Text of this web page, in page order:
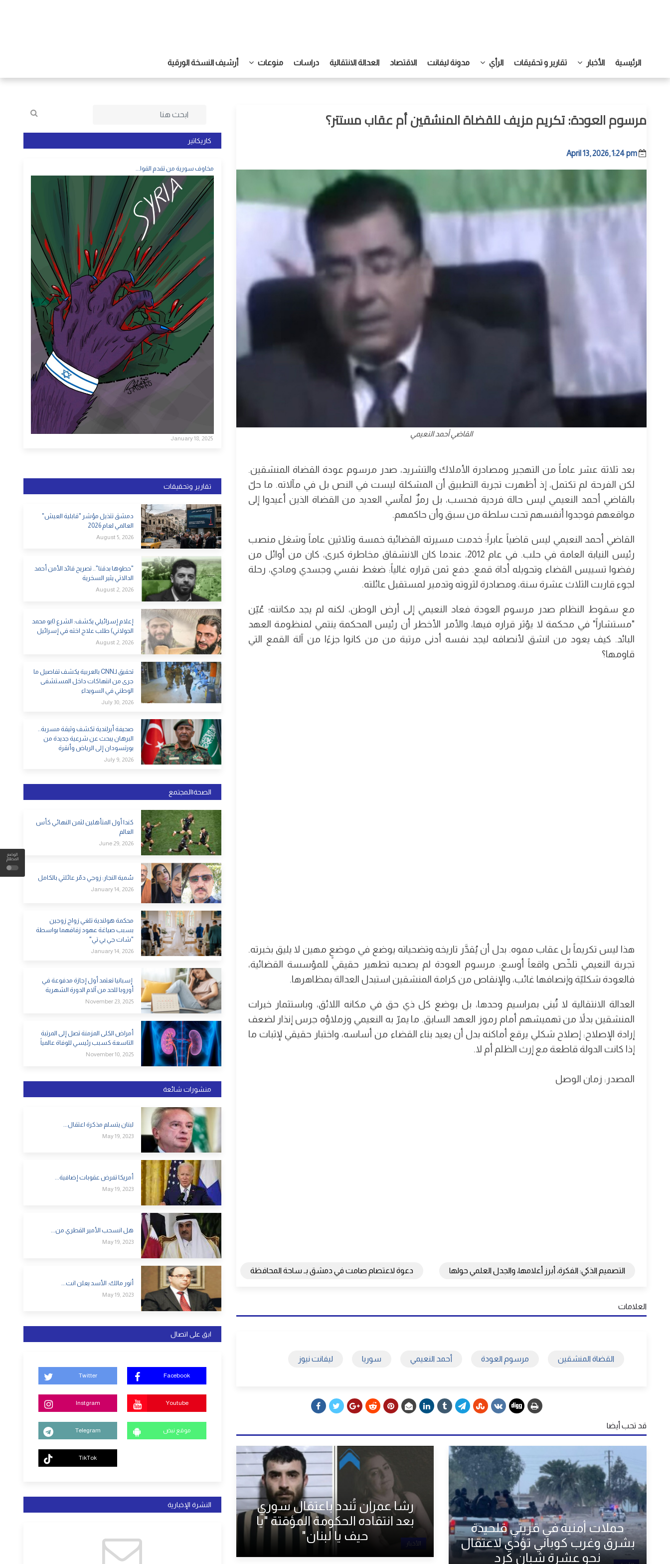
الوضع
المظلم
الرئيسية الأخبار تقارير و تحقيقات الرأي مدونة ليفانت الاقتصاد العدالة الانتقالية دراسات منوعات أرشيف النسخة الورقية
مرسوم العودة: تكريم مزيف للقضاة المنشقين أم عقاب مستتر؟
April 13, 2026, 1:24 pm
القاضي أحمد النعيمي
بعد ثلاثة عشر عاماً من التهجير ومصادرة الأملاك والتشريد، صدر مرسوم عودة القضاة المنشقين.
لكن الفرحة لم تكتمل، إذ أظهرت تجربة التطبيق أن المشكلة ليست في النص بل في مآلاته. ما حلّ
بالقاضي أحمد النعيمي ليس حالة فردية فحسب، بل رمزٌ لمآسي العديد من القضاة الذين أعيدوا إلى
مواقعهم فوجدوا أنفسهم تحت سلطة من سبق وأن حاكمهم.
القاضي أحمد النعيمي ليس قاضياً عابراً؛ خدمت مسيرته القضائية خمسة وثلاثين عاماً وشغل منصب
رئيس النيابة العامة في حلب. في عام 2012، عندما كان الانشقاق مخاطرة كبرى، كان من أوائل من
رفضوا تسييس القضاء وتحويله أداة قمع. دفع ثمن قراره غالياً: ضغط نفسي وجسدي ومادي، رحلة
لجوء قاربت الثلاث عشرة سنة، ومصادرة لثروته وتدمير لمستقبل عائلته.
مع سقوط النظام صدر مرسوم العودة فعاد النعيمي إلى أرض الوطن، لكنه لم يجد مكانته؛ عُيّن
"مستشاراً" في محكمة لا يؤثر قراره فيها، والأمر الأخطر أن رئيس المحكمة ينتمي لمنظومة العهد
البائد. كيف يعود من انشق لأنصافه ليجد نفسه أدنى مرتبة من من كانوا جزءًا من آلة القمع التي
قاومها؟
هذا ليس تكريماً بل عقاب مموه. بدل أن يُقدَّر تاريخه وتضحياته يوضع في موضعٍ مهين لا يليق بخبرته.
تجربة النعيمي تلخّص واقعاً أوسع: مرسوم العودة لم يصحبه تطهير حقيقي للمؤسسة القضائية،
فالعودة شكليّة وإنصافها غائب، والإنقاص من كرامة المنشقين استبدل العدالة بمظاهرها.
العدالة الانتقالية لا تُبنى بمراسيم وحدها، بل بوضع كل ذي حق في مكانه اللائق، وباستثمار خبرات
المنشقين بدلاً من تهميشهم أمام رموز العهد السابق. ما يمرّ به النعيمي وزملاؤه جرس إنذار لضعف
إرادة الإصلاح: إصلاح شكلي يرقع أماكنه بدل أن يعيد بناء القضاء من أساسه، واختبار حقيقي لإثبات ما
إذا كانت الدولة قاطعة مع إرث الظلم أم لا.
المصدر: زمان الوصل
التصميم الذكي: الفكرة، أبرز أعلامها، والجدل العلمي حولها دعوة لاعتصام صامت في دمشق بـ ساحة المحافظة
العلامات
القضاة المنشقين مرسوم العودة أحمد النعيمي سوريا ليفانت نيوز
قد تحب أيضا
حملات أمنية في قريتي قلحيدة
بشرق وغرب كوباني تؤدي لاعتقال
نحو عشرة شبان كرد
الأخبار
رشا عمران تُندد باعتقال سوري
بعد انتقاده الحكومة المؤقتة "يا
حيف يا لبنان"
كاريكاتير
مخاوف سورية من تقدم القوا...
January 18, 2025
تقارير وتحقيقات
دمشق تتذيل مؤشر "قابلية العيش"
العالمي لعام 2026
August 5, 2026
"حطوها بدقنا".. تصريح قائد الأمن أحمد
الدالاتي يثير السخرية
August 2, 2026
إعلام إسرائيلي يكشف: الشرع (ابو محمد
الجولاني) طلب علاج اخته في إسرائيل
August 2, 2026
تحقيق لـCNN بالعربية يكشف تفاصيل ما
جرى من انتهاكات داخل المستشفى
الوطني في السويداء
July 30, 2026
صحيفة أيرلندية تكشف وثيقة مسربة..
البرهان يبحث عن شرعية جديدة من
بورتسودان إلى الرياض وأنقرة
July 9, 2026
الصحة|المجتمع
كندا أول المتأهلين لثمن النهائي كأس
العالم
June 29, 2026
سُمية النجار: زوجي دمّر عائلتي بالكامل
January 14, 2026
محكمة هولندية تلغي زواج زوجين
بسبب صياغة عهود زفافهما بواسطة
"شات جي بي تي"
January 14, 2026
إسبانيا تعتمد أول إجازة مدفوعة في
أوروبا للحد من آلام الدورة الشهرية
November 23, 2025
أمراض الكلى المزمنة تصل إلى المرتبة
التاسعة كسبب رئيسي للوفاة عالمياً
November 10, 2025
منشورات شائعة
لبنان يتسلم مذكرة اعتقال...
May 19, 2023
أمريكا تفرض عقوبات إضافية...
May 19, 2023
هل انسحب الأمير القطري من...
May 19, 2023
أنور مالك: الأسد يعلن انت...
May 19, 2023
ابق على اتصال
Twitter Facebook
Instgram Youtube
Telegram موقع نبض
TikTok
النشرة الإخبارية